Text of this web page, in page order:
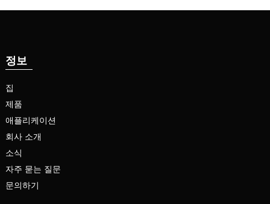
정보
집
제품
애플리케이션
회사 소개
소식
자주 묻는 질문
문의하기